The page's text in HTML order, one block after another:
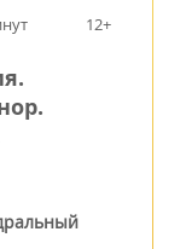
12+